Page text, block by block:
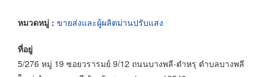
หมวดหมู่ : ขายส่งและผู้ผลิตม่านปรับแสง
ที่อยู่
5/276 หมู่ 19 ซอยวรารมย์ 9/12 ถนนบางพลี-ตำหรุ ตำบลบางพลี